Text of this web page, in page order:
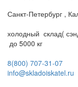
Санкт-Петербург ,
холодный склад(
до 5000 кг
8(800) 707-31-07
info@skladoiskatel.ru